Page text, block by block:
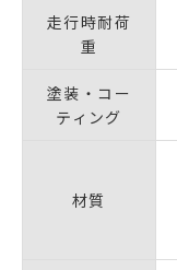
走行時耐荷
重
塗装・コー
ティング
材質